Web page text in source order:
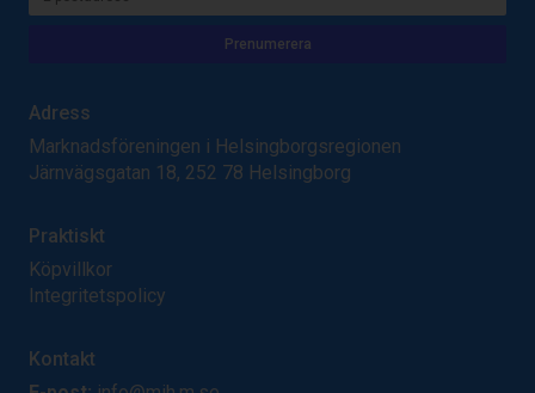
Adress
Marknadsföreningen i Helsingborgsregionen
Järnvägsgatan 18, 252 78 Helsingborg
Praktiskt
Köpvillkor
Integritetspolicy
Kontakt